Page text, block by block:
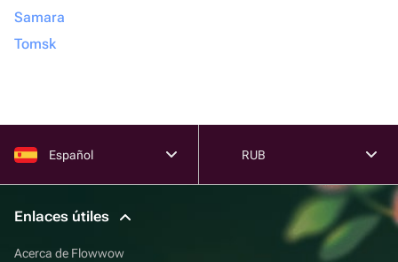
Samara
Tomsk
Español RUB
Enlaces útiles
Acerca de Flowwow